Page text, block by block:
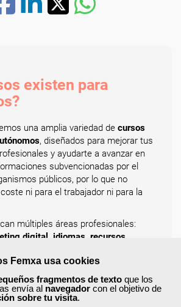
Femxa usa cookies
fragmentos de texto que los
envía al navegador con el objetivo de
sobre tu visita.
existen para
una amplia variedad de cursos
, diseñados para mejorar tus
y ayudarte a avanzar en
subvencionadas por el
públicos, por lo que no
ni para el trabajador ni para la
múltiples áreas profesionales:
digital, idiomas, recursos
diseño gráfico y web, y
, entre muchas otras. Todos los
actualizados con contenidos
en las necesidades reales del